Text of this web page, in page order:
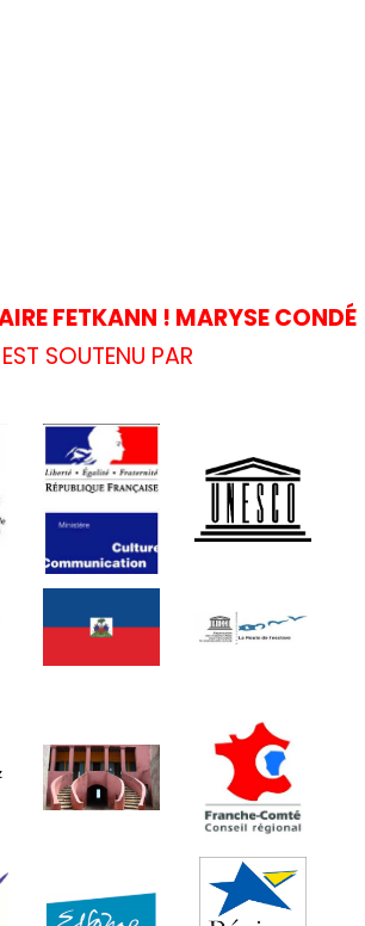
FETKANN ! MARYSE CONDÉ
EST SOUTENU PAR